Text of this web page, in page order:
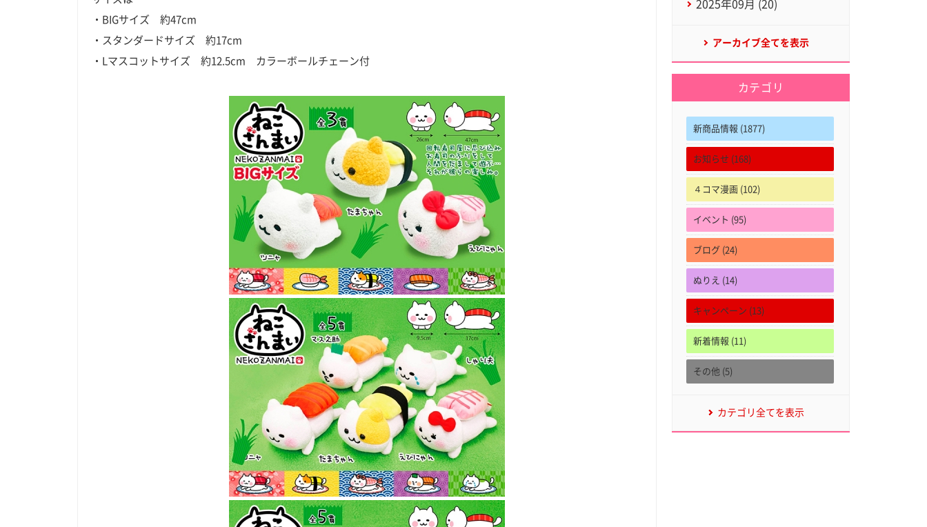
・BIGサイズ 約47cm
・スタンダードサイズ 約17cm
・Lマスコットサイズ 約12.5cm カラーボールチェーン付
2025年09月 (20)
アーカイブ全てを表示
カテゴリ
新商品情報 (1877)
お知らせ (168)
４コマ漫画 (102)
イベント (95)
ブログ (24)
ぬりえ (14)
キャンペーン (13)
新着情報 (11)
その他 (5)
カテゴリ全てを表示